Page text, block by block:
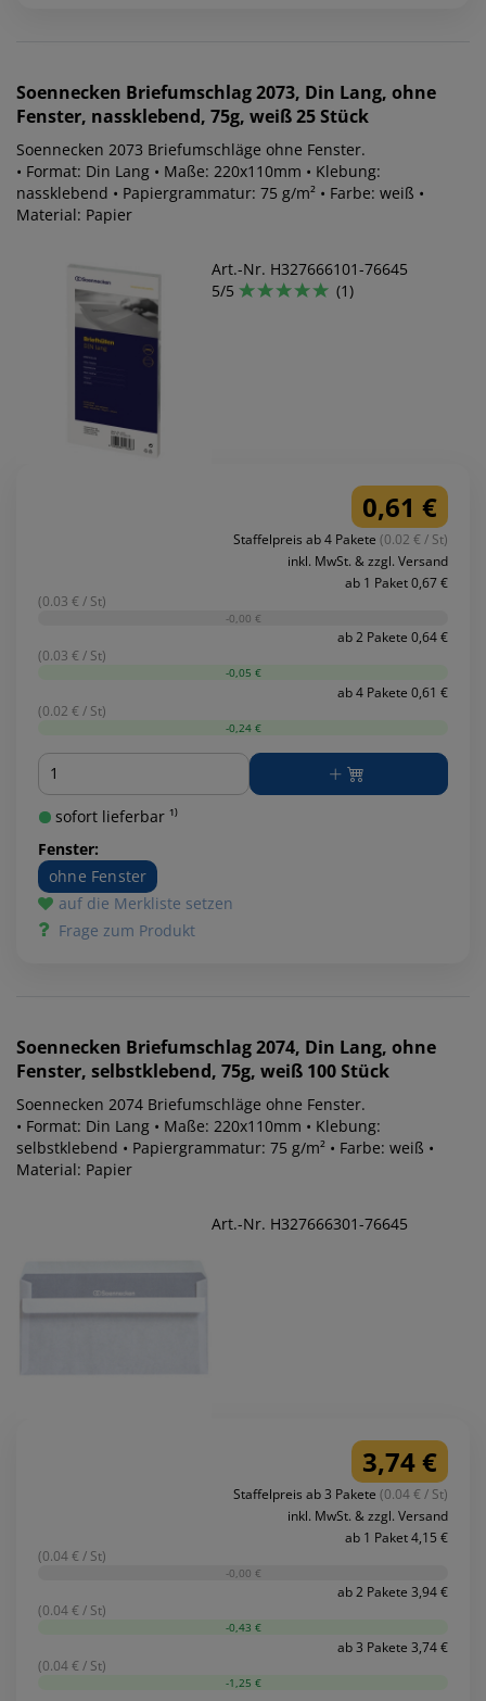
Soennecken Briefumschlag 2073, Din Lang, ohne
Fenster, nassklebend, 75g, weiß 25 Stück
Soennecken 2073 Briefumschläge ohne Fenster.
• Format: Din Lang • Maße: 220x110mm • Klebung:
nassklebend • Papiergrammatur: 75 g/m² • Farbe: weiß •
Material: Papier
Art.-Nr. H327666101-76645
5/5
(1)
0,61 €
Staffelpreis ab 4 Pakete (0.02 € / St)
inkl. MwSt. & zzgl. Versand
ab 1 Paket 0,67 €
(0.03 € / St)
-0,00 €
ab 2 Pakete 0,64 €
(0.03 € / St)
-0,05 €
ab 4 Pakete 0,61 €
(0.02 € / St)
-0,24 €
Menge
sofort lieferbar ¹⁾
Fenster:
ohne Fenster
auf die Merkliste setzen
Frage zum Produkt
Soennecken Briefumschlag 2074, Din Lang, ohne
Fenster, selbstklebend, 75g, weiß 100 Stück
Soennecken 2074 Briefumschläge ohne Fenster.
• Format: Din Lang • Maße: 220x110mm • Klebung:
selbstklebend • Papiergrammatur: 75 g/m² • Farbe: weiß •
Material: Papier
Art.-Nr. H327666301-76645
3,74 €
Staffelpreis ab 3 Pakete (0.04 € / St)
inkl. MwSt. & zzgl. Versand
ab 1 Paket 4,15 €
(0.04 € / St)
-0,00 €
ab 2 Pakete 3,94 €
(0.04 € / St)
-0,43 €
ab 3 Pakete 3,74 €
(0.04 € / St)
-1,25 €